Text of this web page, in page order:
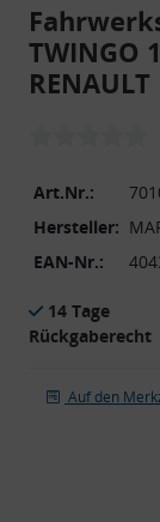
TWINGO
RENAULT
Art.Nr.:
Hersteller:
EAN-Nr.:
14 Tage
Rückgaberecht
Auf den